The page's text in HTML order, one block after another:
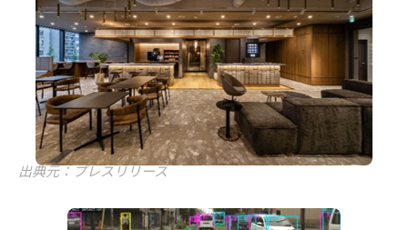
出典元：プレスリリース